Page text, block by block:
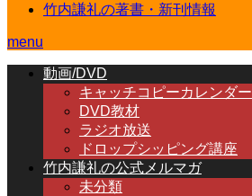
竹内謙礼の著書・新刊情報
menu
動画/DVD
キャッチコピーカレンダー
DVD教材
ラジオ放送
ドロップシッピング講座
竹内謙礼の公式メルマガ
未分類